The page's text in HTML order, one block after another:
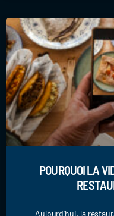
POURQUOI LA
Aujourd’hui, la